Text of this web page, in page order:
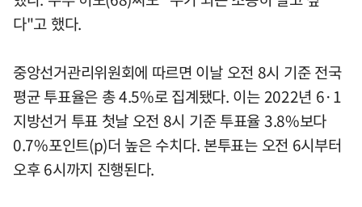
다"고 했다.
중앙선거관리위원회에 따르면 이날 오전 8시 기준 전국
평균 투표율은 총 4.5%로 집계됐다. 이는 2022년 6·1
지방선거 투표 첫날 오전 8시 기준 투표율 3.8%보다
0.7%포인트(p)더 높은 수치다. 본투표는 오전 6시부터
오후 6시까지 진행된다.